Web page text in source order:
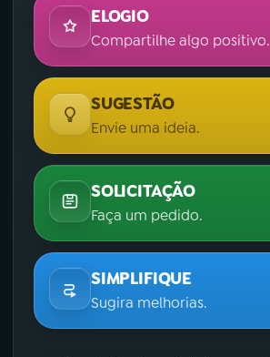
ELOGIO
Compartilhe algo positivo.
SUGESTÃO
Envie uma ideia.
SOLICITAÇÃO
Faça um pedido.
SIMPLIFIQUE
Sugira melhorias.